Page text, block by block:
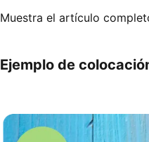
Muestra el artículo
Ejemplo de